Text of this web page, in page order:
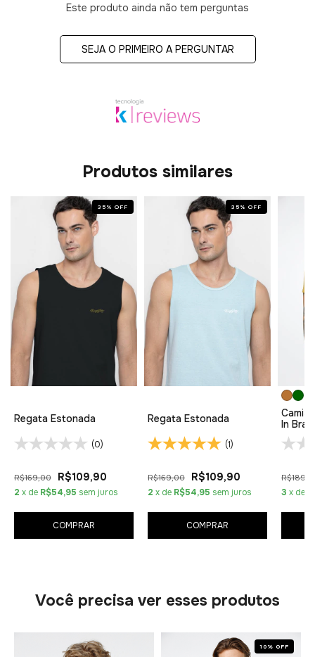
Este produto ainda não tem perguntas
SEJA O PRIMEIRO A PERGUNTAR
Produtos similares
35 %OFF
Regata Estonada
(0)
R$169,00 R$109,90
2 x de R$54,95 sem juros
COMPRAR
35 %OFF
Regata Estonada
(1)
R$169,00 R$109,90
2 x de R$54,95 sem juros
COMPRAR
In
3 x de
Você precisa ver esses produtos
10% OFF